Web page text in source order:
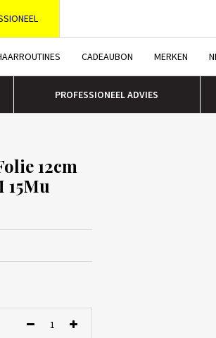
CADEAUBON MERKEN
PROFESSIONEEL ADVIES
12cm
15Mu